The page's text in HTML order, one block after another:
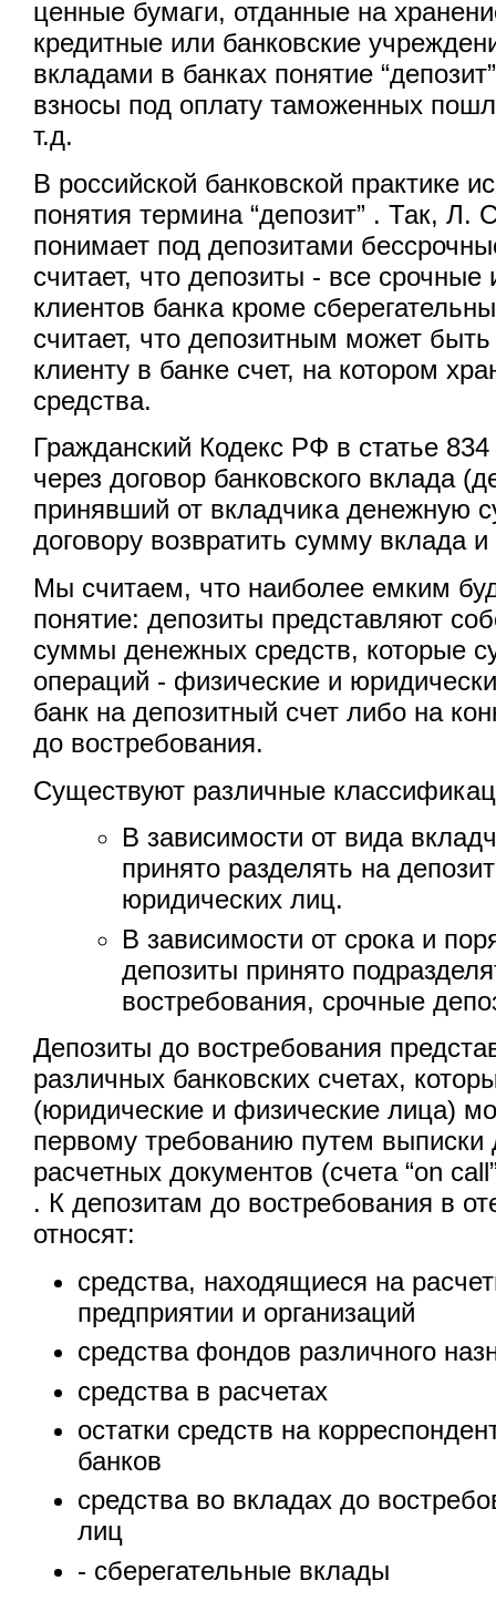
ценные бумаги, отданные на
кредитные или банковские
вкладами в банках понятие
взносы под оплату таможенных
т.д.
В российской банковской практике
понятия термина “депозит” . Так, Л.
понимает под депозитами
считает, что депозиты - все
клиентов банка кроме
считает, что депозитным может
клиенту в банке счет, на котором
средства.
Гражданский Кодекс РФ в статье
через договор банковского вклада
принявший от вкладчика денежную
договору возвратить сумму вклада
Мы считаем, что наиболее емким
понятие: депозиты представляют
суммы денежных средств, которые
операций - физические и
банк на депозитный счет либо на
до востребования.
Существуют различные
В зависимости от вида
принято разделять на
юридических лиц.
В зависимости от срока и
депозиты принято
востребования, срочные
Депозиты до востребования
различных банковских счетах,
(юридические и физические лица)
первому требованию путем
расчетных документов (счета “on
. К депозитам до востребования в
относят:
средства, находящиеся на
предприятии и организаций
средства фондов различного
средства в расчетах
остатки средств на
банков
средства во вкладах до
лиц
- сберегательные вклады